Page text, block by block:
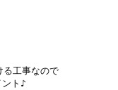
る工事なので
ト♪